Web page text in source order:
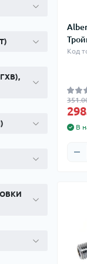
Код
В